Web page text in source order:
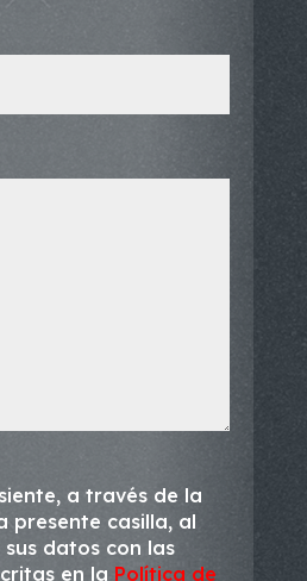
a través de la
presente casilla, al
datos con las
en la Política de